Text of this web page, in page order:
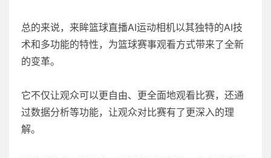
总的来说，来眸篮球直播AI运动相机以其独特的AI技
术和多功能的特性，为篮球赛事观看方式带来了全新
的变革。
它不仅让观众可以更自由、更全面地观看比赛，还通
过数据分析等功能，让观众对比赛有了更深入的理
解。